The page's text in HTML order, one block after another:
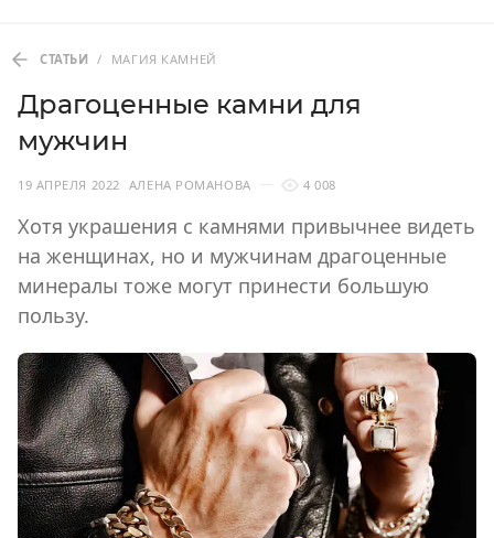
СТАТЬИ / МАГИЯ КАМНЕЙ
Драгоценные камни для
мужчин
19 АПРЕЛЯ 2022 АЛЕНА РОМАНОВА 4 008
Хотя украшения с камнями привычнее видеть
на женщинах, но и мужчинам драгоценные
минералы тоже могут принести большую
пользу.